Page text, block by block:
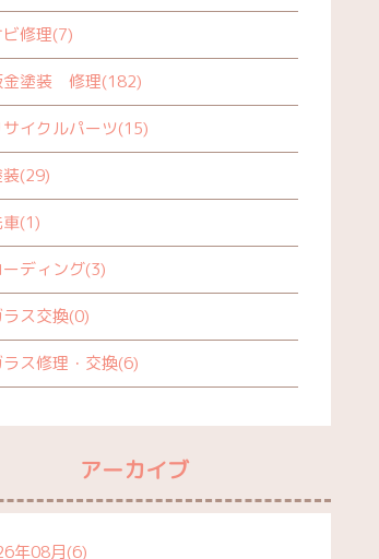
ビ修理(7)
金塗装 修理(182)
サイクルパーツ(15)
装(29)
(1)
ーディング(3)
ラス交換(0)
ラス修理・交換(6)
アーカイブ
年08月(6)